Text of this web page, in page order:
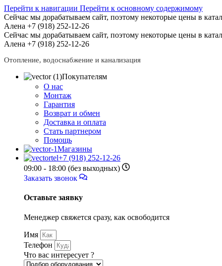
Перейти к навигации Перейти к основному содержимому
Сейчас мы дорабатываем сайт, поэтому некоторые цены в
Алена +7 (918) 252-12-26
Сейчас мы дорабатываем сайт, поэтому некоторые цены в
Алена +7 (918) 252-12-26
Отопление, водоснабжение и канализация
Покупателям
О нас
Монтаж
Гарантия
Возврат и обмен
Доставка и оплата
Стать партнером
Помощь
Магазины
+7 (918) 252-12-26
09:00 - 18:00 (без выходных)
Заказать звонок
Оставьте заявку
Менеджер свяжется сразу, как освободится
Имя
Телефон
Что вас интересует ?